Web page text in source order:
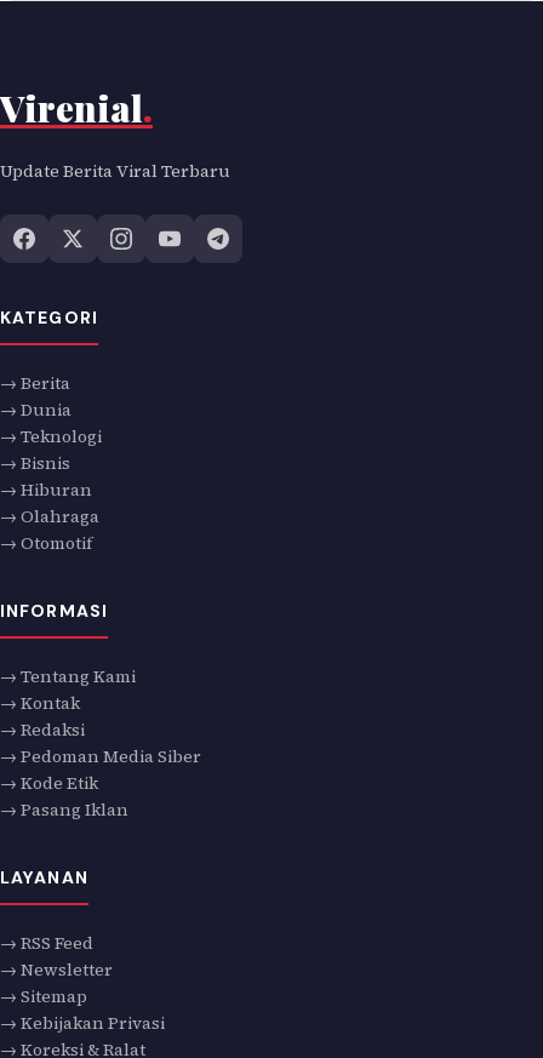
Virenial.
Update Berita Viral Terbaru
KATEGORI
→ Berita
→ Dunia
→ Teknologi
→ Bisnis
→ Hiburan
→ Olahraga
→ Otomotif
INFORMASI
→ Tentang Kami
→ Kontak
→ Redaksi
→ Pedoman Media Siber
→ Kode Etik
→ Pasang Iklan
LAYANAN
→ RSS Feed
→ Newsletter
→ Sitemap
→ Kebijakan Privasi
→ Koreksi & Ralat